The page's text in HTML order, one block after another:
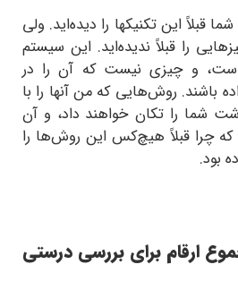
قبلاً این تکنیکها را دیده‌اید. ولی
را قبلاً ندیده‌اید. این سیستم
است، و چیزی نیست که آن را در
باشند. روش‌هایی که من آنها را با
شما را تکان خواهند داد، و آن
که چرا قبلاً هیچ‌کس این روش‌ها را
بود.
ارقام برای بررسی درستی